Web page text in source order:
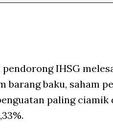
IHSG
barang baku, saham
paling ciamik